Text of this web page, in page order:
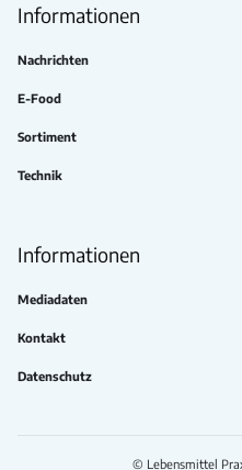
Informationen
Nachrichten
E-Food
Sortiment
Technik
Informationen
Mediadaten
Kontakt
Datenschutz
© Lebensmittel